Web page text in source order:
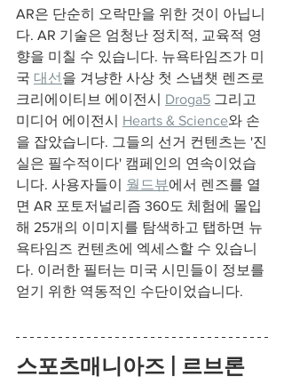
AR은 단순히 오락만을 위한 것이 아닙니
다. AR 기술은 엄청난 정치적, 교육적 영
향을 미칠 수 있습니다. 뉴욕타임즈가 미
국 대선 을 겨냥한 사상 첫 스냅챗 렌즈로
크리에이티브 에이전시 Droga5 그리고
미디어 에이전시 Hearts & Science와 손
을 잡았습니다. 그들의 선거 컨텐츠는 '진
실은 필수적이다' 캠페인의 연속이었습
니다. 사용자들이 월드뷰에서 렌즈를 열
면 AR 포토저널리즘 360도 체험에 몰입
해 25개의 이미지를 탐색하고 탭하면 뉴
욕타임즈 컨텐츠에 엑세스할 수 있습니
다. 이러한 필터는 미국 시민들이 정보를
얻기 위한 역동적인 수단이었습니다.
스포츠매니아즈 | 르브론